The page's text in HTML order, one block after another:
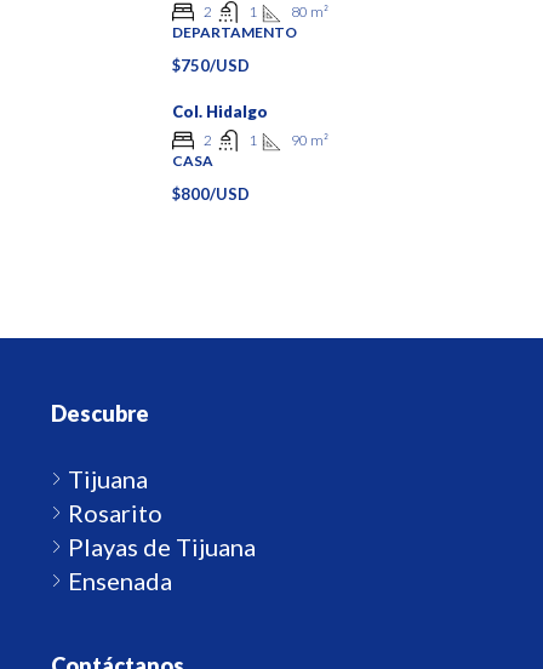
2 1 80 m²
DEPARTAMENTO
$750/USD
Col. Hidalgo
2 1 90 m²
CASA
$800/USD
Descubre
Tijuana
Rosarito
Playas de Tijuana
Ensenada